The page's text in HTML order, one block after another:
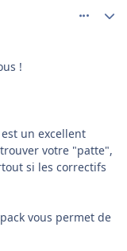
!
un excellent
votre "patte",
si les correctifs
vous permet de